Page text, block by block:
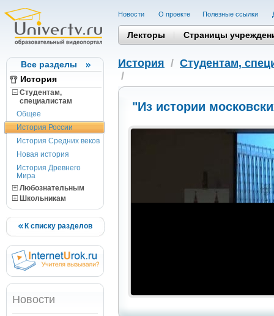
Все разделы
История
Студентам,
cпециалистам
Общее
История России
История Средних веков
Новая история
История Древнего
Мира
Любознательным
Школьникам
К списку разделов
Новости
Новости О проекте Полезные cсылки
Лекторы Страницы
История / Студентам,
/
"Из истории